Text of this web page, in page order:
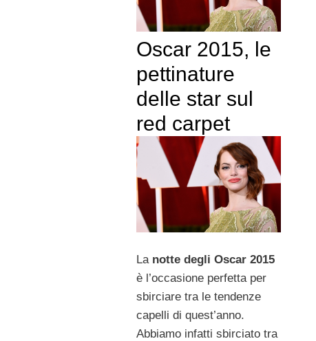
Oscar 2015, le
pettinature
delle star sul
red carpet
La notte degli Oscar 2015
è l’occasione perfetta per
sbirciare tra le tendenze
capelli di quest’anno.
Abbiamo infatti sbirciato tra